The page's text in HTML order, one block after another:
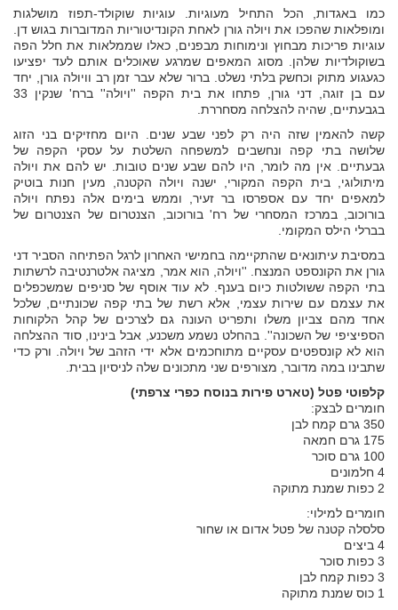
כמו באגדות, הכל התחיל מעוגיות. עוגיות שוקולד-תפוז מושלגות
ומופלאות שהפכו את ויולה גורן לאחת הקונדיטוריות המדוברות בגוש דן.
עוגיות פריכות מבחוץ ונימוחות מבפנים, כאלו שממלאות את חלל הפה
בשוקולדיות שלהן. מסוג המאפים שמרגע שאוכלים אותם לעד יפציעו
כגעגוע מתוק וכחשק בלתי נשלט. ברור שלא עבר זמן רב וויולה גורן, יחד
עם בן זוגה, דני גורן, פתחו את בית הקפה ''ויולה'' ברח' שנקין 33
בגבעתיים, שהיה להצלחה מסחררת.
קשה להאמין שזה היה רק לפני שבע שנים. היום מחזיקים בני הזוג
שלושה בתי קפה ונחשבים למשפחה השלטת על עסקי הקפה של
גבעתיים. אין מה לומר, היו להם שבע שנים טובות. יש להם את ויולה
מיתולוגי, בית הקפה המקורי, ישנה ויולה הקטנה, מעין חנות בוטיק
למאפים יחד עם אספרסו בר זעיר, וממש בימים אלה נפתח ויולה
בורוכוב, במרכז המסחרי של רח' בורוכוב, הצנטרום של הצנטרום של
בברלי הילס המקומי.
במסיבת עיתונאים שהתקיימה בחמישי האחרון לרגל הפתיחה הסביר דני
גורן את הקונספט המנצח. ''ויולה, הוא אמר, מציגה אלטרנטיבה לרשתות
בתי הקפה ששולטות כיום בענף. לא עוד אוסף של סניפים שמשכפלים
את עצמם עם שירות עצמי, אלא רשת של בתי קפה שכונתיים, שלכל
אחד מהם צביון משלו ותפריט העונה גם לצרכים של קהל הלקוחות
הספיציפי של השכונה''. בהחלט נשמע משכנע, אבל בינינו, סוד ההצלחה
הוא לא קונספטים עסקיים מתוחכמים אלא ידי הזהב של ויולה. ורק כדי
שתבינו במה מדובר, מצורפים שני מתכונים שלה לניסיון בבית.
קלפוטי פטל (טארט פירות בנוסח כפרי צרפתי)
חומרים לבצק:
350 גרם קמח לבן
175 גרם חמאה
100 גרם סוכר
4 חלמונים
2 כפות שמנת מתוקה
חומרים למילוי:
סלסלה קטנה של פטל אדום או שחור
4 ביצים
3 כפות סוכר
3 כפות קמח לבן
1 כוס שמנת מתוקה